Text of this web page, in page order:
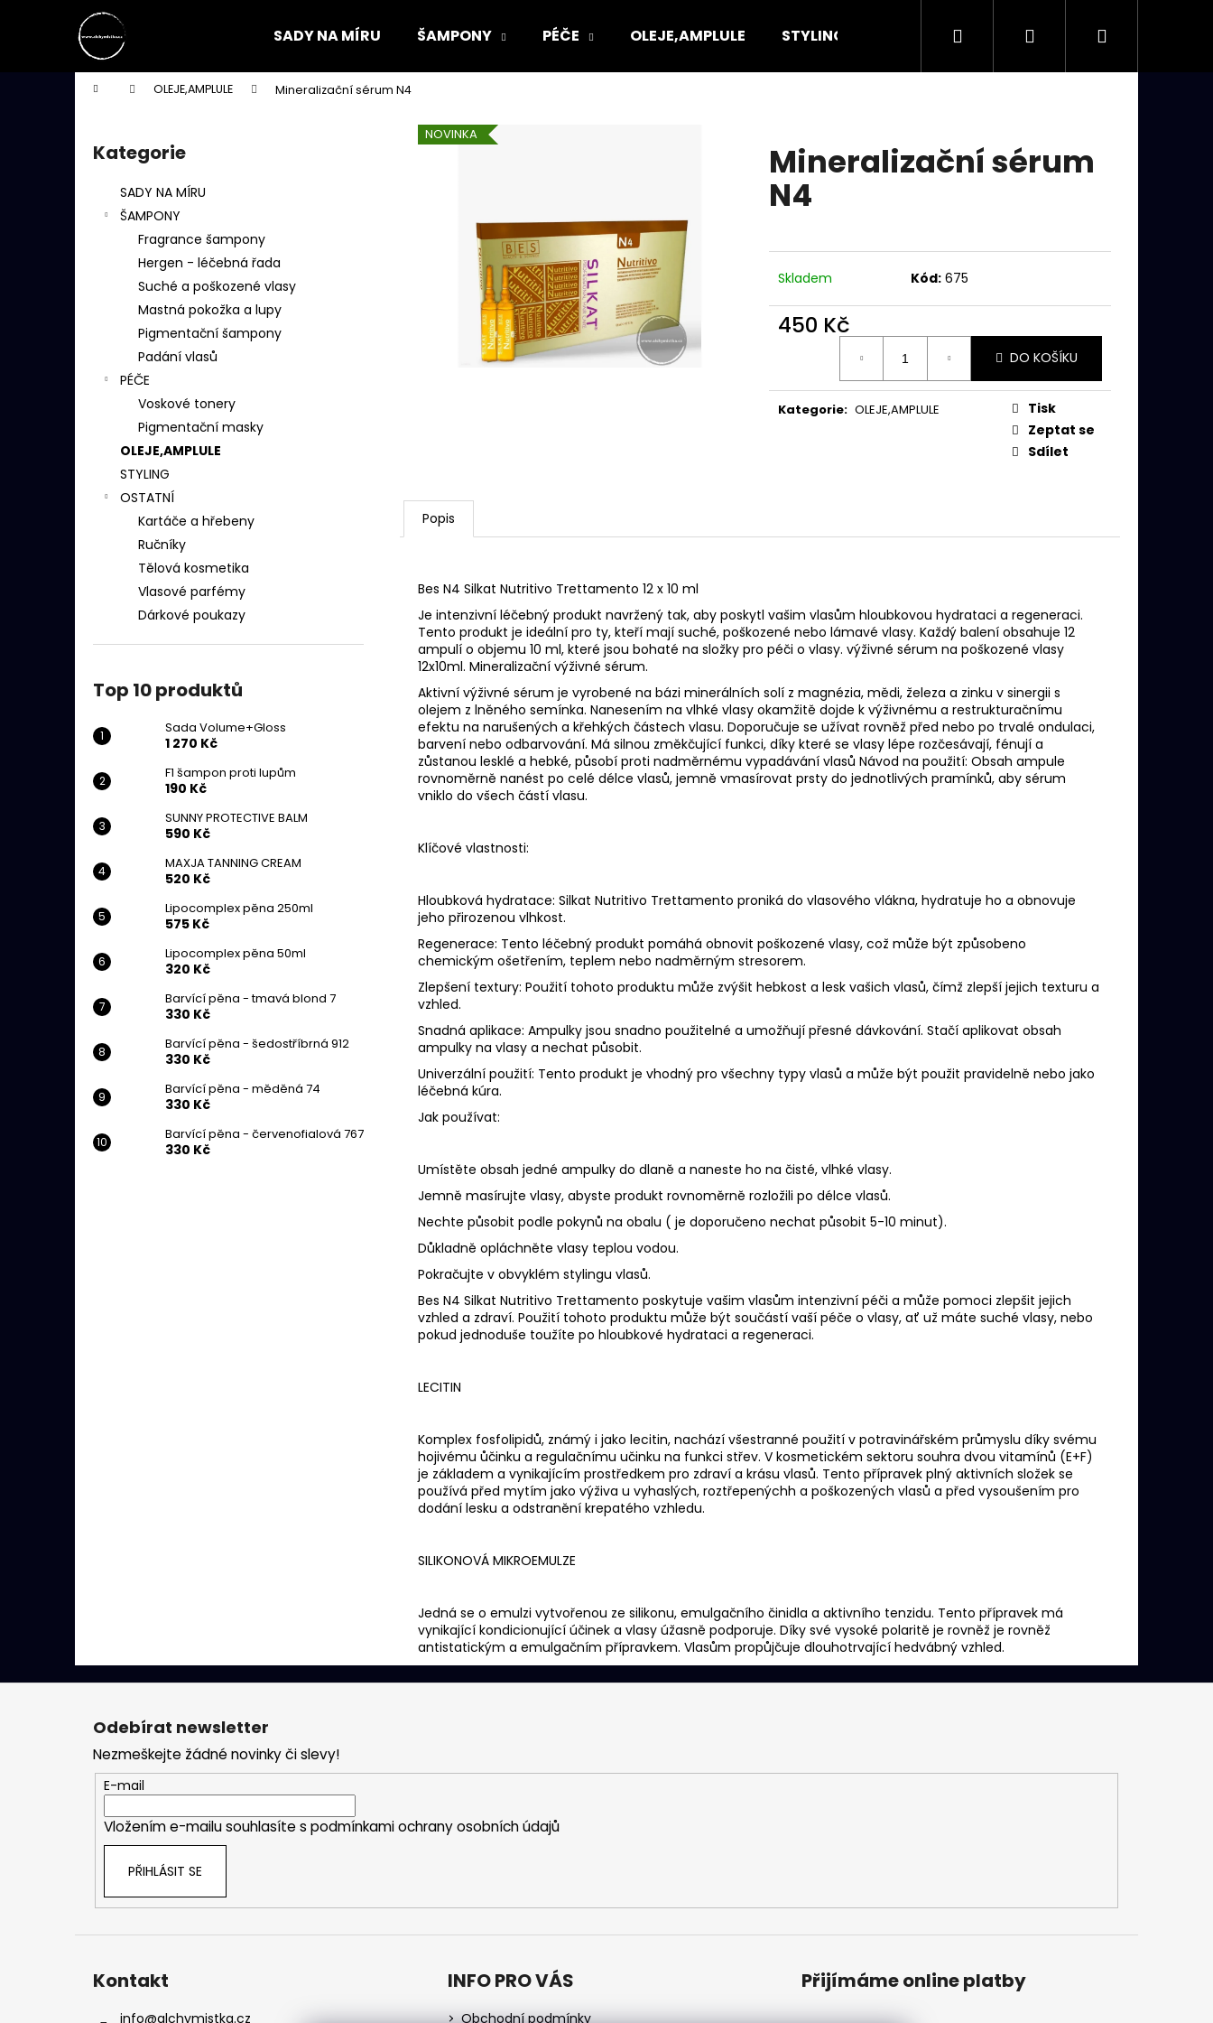
SADY NA MÍRU ŠAMPONY PÉČE OLEJE,AMPLULE STYLING Hledat PřihlášeníNákupní
Domů OLEJE,AMPLULE Mineralizační sérum N4
Přeskočit
kategorie
Kategorie
SADY NA MÍRU
ŠAMPONY
Fragrance šampony
Hergen - léčebná řada
Suché a poškozené vlasy
Mastná pokožka a lupy
Pigmentační šampony
Padání vlasů
PÉČE
Voskové tonery
Pigmentační masky
OLEJE,AMPLULE
STYLING
OSTATNÍ
Kartáče a hřebeny
Ručníky
Tělová kosmetika
Vlasové parfémy
Dárkové poukazy
Top 10 produktů
Sada Volume+Gloss
1 270 Kč
F1 šampon proti lupům
190 Kč
SUNNY PROTECTIVE BALM
590 Kč
MAXJA TANNING CREAM
520 Kč
Lipocomplex pěna 250ml
575 Kč
Lipocomplex pěna 50ml
320 Kč
Barvící pěna - tmavá blond 7
330 Kč
Barvící pěna - šedostříbrná 912
330 Kč
Barvící pěna - měděná 74
330 Kč
Barvící pěna - červenofialová 767
330 Kč
Mineralizační sérum
N4
Skladem Kód: 675
450 Kč
DO KOŠÍKU
Kategorie: OLEJE,AMPLULE
Tisk
Zeptat se
Sdílet
NOVINKA
Popis
Bes N4 Silkat Nutritivo Trettamento 12 x 10 ml
Je intenzivní léčebný produkt navržený tak, aby poskytl vašim vlasům hloubkovou hydrataci a regeneraci.
Tento produkt je ideální pro ty, kteří mají suché, poškozené nebo lámavé vlasy. Každý balení obsahuje 12
ampulí o objemu 10 ml, které jsou bohaté na složky pro péči o vlasy. výživné sérum na poškozené vlasy
12x10ml. Mineralizační výživné sérum.
Aktivní výživné sérum je vyrobené na bázi minerálních solí z magnézia, mědi, železa a zinku v sinergii s
olejem z lněného semínka. Nanesením na vlhké vlasy okamžitě dojde k výživnému a restrukturačnímu
efektu na narušených a křehkých částech vlasu. Doporučuje se užívat rovněž před nebo po trvalé ondulaci,
barvení nebo odbarvování. Má silnou změkčující funkci, díky které se vlasy lépe rozčesávají, fénují a
zůstanou lesklé a hebké, působí proti nadměrnému vypadávání vlasů Návod na použití: Obsah ampule
rovnoměrně nanést po celé délce vlasů, jemně vmasírovat prsty do jednotlivých pramínků, aby sérum
vniklo do všech částí vlasu.
Klíčové vlastnosti:
Hloubková hydratace: Silkat Nutritivo Trettamento proniká do vlasového vlákna, hydratuje ho a obnovuje
jeho přirozenou vlhkost.
Regenerace: Tento léčebný produkt pomáhá obnovit poškozené vlasy, což může být způsobeno
chemickým ošetřením, teplem nebo nadměrným stresorem.
Zlepšení textury: Použití tohoto produktu může zvýšit hebkost a lesk vašich vlasů, čímž zlepší jejich texturu a
vzhled.
Snadná aplikace: Ampulky jsou snadno použitelné a umožňují přesné dávkování. Stačí aplikovat obsah
ampulky na vlasy a nechat působit.
Univerzální použití: Tento produkt je vhodný pro všechny typy vlasů a může být použit pravidelně nebo jako
léčebná kúra.
Jak používat:
Umístěte obsah jedné ampulky do dlaně a naneste ho na čisté, vlhké vlasy.
Jemně masírujte vlasy, abyste produkt rovnoměrně rozložili po délce vlasů.
Nechte působit podle pokynů na obalu ( je doporučeno nechat působit 5-10 minut).
Důkladně opláchněte vlasy teplou vodou.
Pokračujte v obvyklém stylingu vlasů.
Bes N4 Silkat Nutritivo Trettamento poskytuje vašim vlasům intenzivní péči a může pomoci zlepšit jejich
vzhled a zdraví. Použití tohoto produktu může být součástí vaší péče o vlasy, ať už máte suché vlasy, nebo
pokud jednoduše toužíte po hloubkové hydrataci a regeneraci.
LECITIN
Komplex fosfolipidů, známý i jako lecitin, nachází všestranné použití v potravinářském průmyslu díky svému
hojivému ůčinku a regulačnímu učinku na funkci střev. V kosmetickém sektoru souhra dvou vitamínů (E+F)
je základem a vynikajícím prostředkem pro zdraví a krásu vlasů. Tento přípravek plný aktivních složek se
používá před mytím jako výživa u vyhaslých, roztřepenýchh a poškozených vlasů a před vysoušením pro
dodání lesku a odstranění krepatého vzhledu.
SILIKONOVÁ MIKROEMULZE
Jedná se o emulzi vytvořenou ze silikonu, emulgačního činidla a aktivního tenzidu. Tento přípravek má
vynikající kondicionující účinek a vlasy úžasně podporuje. Díky své vysoké polaritě je rovněž je rovněž
antistatickým a emulgačním přípravkem. Vlasům propůjčuje dlouhotrvající hedvábný vzhled.
Zpět
Zpět
Doporučujeme
Následující
SADA VOLUME+GLOSS
1 270 Kč
SUNNY PROTECTIVE BALM
Z
Odebírat newsletter
Nezmeškejte žádné novinky či slevy!
E-mail
Vložením e-mailu souhlasíte s podmínkami ochrany osobních údajů
PŘIHLÁSIT SE
Kontakt
info@alchymistka.cz
INFO PRO VÁS
Obchodní podmínky
Přijímáme online platby